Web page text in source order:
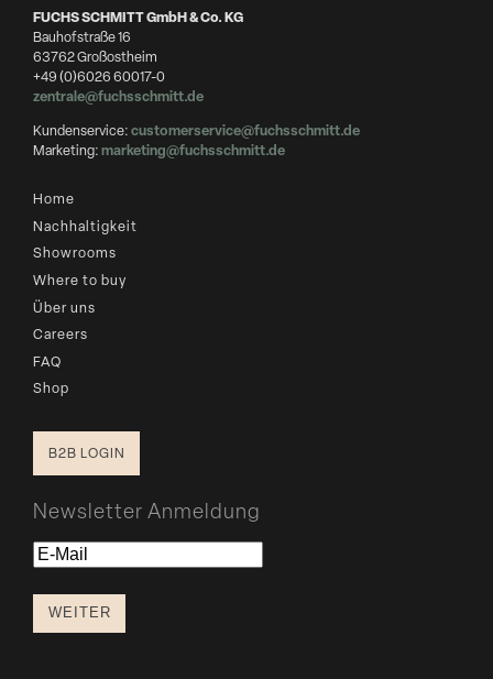
FUCHS SCHMITT GmbH & Co. KG
Bauhofstraße 16
63762 Großostheim
+49 (0)6026 60017-0
zentrale@fuchsschmitt.de
Kundenservice:customerservice@fuchsschmitt.de
Marketing:marketing@fuchsschmitt.de
Home
Nachhaltigkeit
Showrooms
Where to buy
Über uns
Careers
FAQ
Shop
B2B LOGIN
Newsletter Anmeldung
E-
WEITER